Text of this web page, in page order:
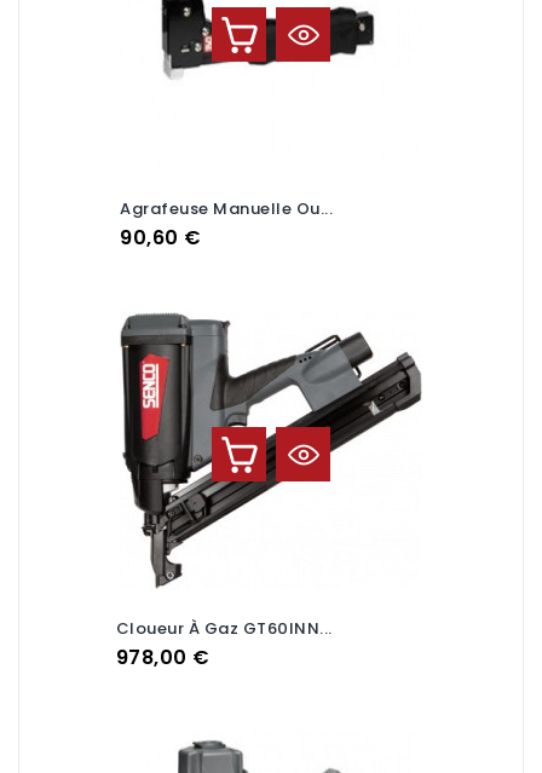
Agrafeuse Manuelle Ou...
Prix
90,60 €
Cloueur À Gaz GT60INN...
Prix
978,00 €